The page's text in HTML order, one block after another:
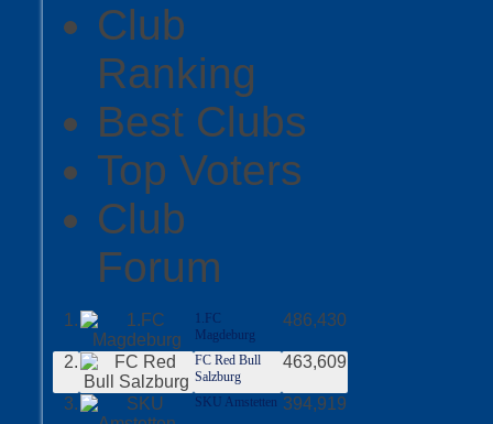
Club
Ranking
Best Clubs
Top Voters
Club
Forum
1.
1.FC
Magdeburg
486,430
2.
FC Red Bull
Salzburg
463,609
3. SKU Amstetten 394,919